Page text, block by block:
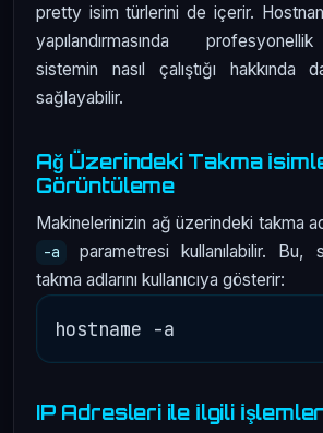
pretty isim türlerini de içerir.
yapılandırmasında
sistemin nasıl çalıştığı hakkında
sağlayabilir.
Ağ Üzerindeki Takma
Görüntüleme
Makinelerinizin ağ üzerindeki takma
-a
parametresi kullanılabilir. Bu,
takma adlarını kullanıcıya gösterir:
IP Adresleri ile İlgili İşlemler